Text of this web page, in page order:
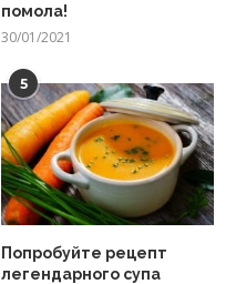
помола!
30/01/2021
5
Попробуйте рецепт
легендарного супа